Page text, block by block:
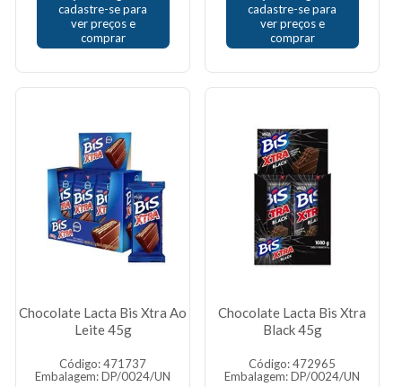
cadastre-se para
ver preços e
comprar
cadastre-se para
ver preços e
comprar
Chocolate Lacta Bis Xtra Ao
Leite 45g
Código: 471737
Embalagem: DP/0024/UN
Chocolate Lacta Bis Xtra
Black 45g
Código: 472965
Embalagem: DP/0024/UN